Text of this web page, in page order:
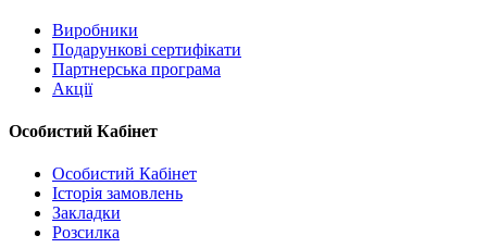
Виробники
Подарункові сертифікати
Партнерська програма
Акції
Особистий Кабінет
Особистий Кабінет
Історія замовлень
Закладки
Розсилка